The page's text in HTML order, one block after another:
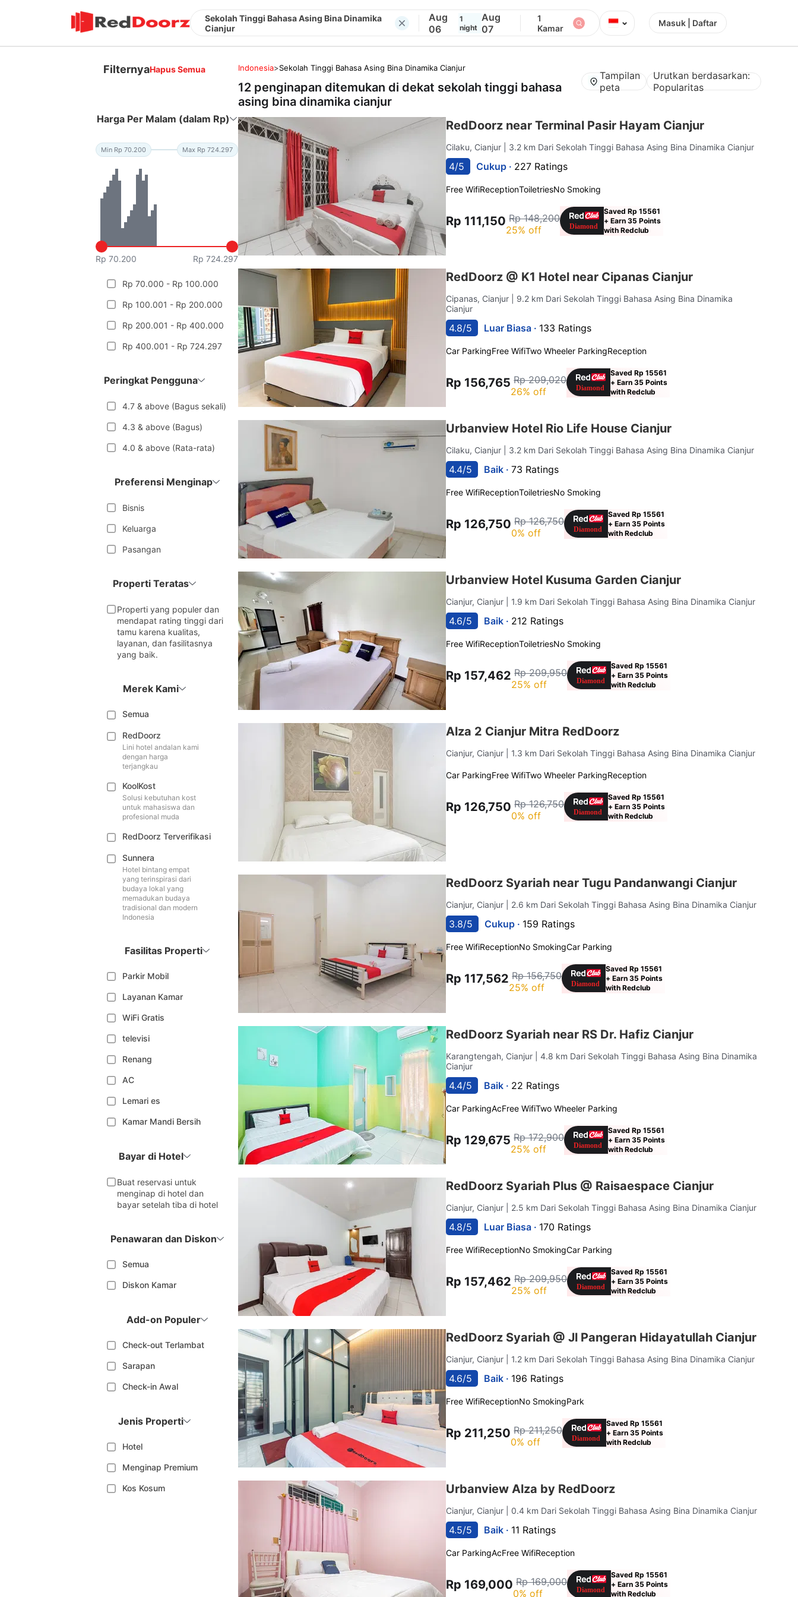
Sekolah Tinggi Bahasa Asing Bina Dinamika
Cianjur
Aug
06
1
night
Aug
07
1
Kamar
⌄ Masuk | Daftar
FilternyaHapus Semua
Harga Per Malam (dalam Rp)
Min Rp 70.200 Max Rp 724.297
Rp 70.200 Rp 724.297
Rp 70.000 - Rp 100.000
Rp 100.001 - Rp 200.000
Rp 200.001 - Rp 400.000
Rp 400.001 - Rp 724.297
Peringkat Pengguna
4.7 & above (Bagus sekali)
4.3 & above (Bagus)
4.0 & above (Rata-rata)
Preferensi Menginap
Bisnis
Keluarga
Pasangan
Properti Teratas
Properti yang populer dan
mendapat rating tinggi dari
tamu karena kualitas,
layanan, dan fasilitasnya
yang baik.
Merek Kami
Semua
RedDoorz
Lini hotel andalan kami
dengan harga
terjangkau
KoolKost
Solusi kebutuhan kost
untuk mahasiswa dan
profesional muda
RedDoorz Terverifikasi
Sunnera
Hotel bintang empat
yang terinspirasi dari
budaya lokal yang
memadukan budaya
tradisional dan modern
Indonesia
Fasilitas Properti
Parkir Mobil
Layanan Kamar
WiFi Gratis
televisi
Renang
AC
Lemari es
Kamar Mandi Bersih
Bayar di Hotel
Buat reservasi untuk
menginap di hotel dan
bayar setelah tiba di hotel
Penawaran dan Diskon
Semua
Diskon Kamar
Add-on Populer
Check-out Terlambat
Sarapan
Check-in Awal
Jenis Properti
Hotel
Menginap Premium
Kos Kosum
Indonesia>Sekolah Tinggi Bahasa Asing Bina Dinamika Cianjur
12 penginapan ditemukan di dekat sekolah tinggi bahasa
asing bina dinamika cianjur
Tampilan
peta
Urutkan berdasarkan:
Popularitas
RedDoorz near Terminal Pasir Hayam Cianjur
Cilaku, Cianjur | 3.2 km Dari Sekolah Tinggi Bahasa Asing Bina Dinamika Cianjur
4/5 Cukup · 227 Ratings
Free WifiReceptionToiletriesNo Smoking
Rp 111,150 Rp 148,200
25% off
Saved Rp 15561
+ Earn 35 Points
with Redclub
RedDoorz @ K1 Hotel near Cipanas Cianjur
Cipanas, Cianjur
| 9.2 km Dari Sekolah Tinggi Bahasa Asing Bina Dinamika
Cianjur
4.8/5 Luar Biasa · 133 Ratings
Car ParkingFree WifiTwo Wheeler ParkingReception
Rp 156,765 Rp 209,020
26% off
Saved Rp 15561
+ Earn 35 Points
with Redclub
Urbanview Hotel Rio Life House Cianjur
Cilaku, Cianjur | 3.2 km Dari Sekolah Tinggi Bahasa Asing Bina Dinamika Cianjur
4.4/5 Baik ·73 Ratings
Free WifiReceptionToiletriesNo Smoking
Rp 126,750 Rp 126,750
0% off
Saved Rp 15561
+ Earn 35 Points
with Redclub
Urbanview Hotel Kusuma Garden Cianjur
Cianjur, Cianjur | 1.9 km Dari Sekolah Tinggi Bahasa Asing Bina Dinamika Cianjur
4.6/5 Baik · 212 Ratings
Free WifiReceptionToiletriesNo Smoking
Rp 157,462 Rp 209,950
25% off
Saved Rp 15561
+ Earn 35 Points
with Redclub
Alza 2 Cianjur Mitra RedDoorz
Cianjur, Cianjur | 1.3 km Dari Sekolah Tinggi Bahasa Asing Bina Dinamika Cianjur
Car ParkingFree WifiTwo Wheeler ParkingReception
Rp 126,750 Rp 126,750
0% off
Saved Rp 15561
+ Earn 35 Points
with Redclub
RedDoorz Syariah near Tugu Pandanwangi Cianjur
Cianjur, Cianjur | 2.6 km Dari Sekolah Tinggi Bahasa Asing Bina Dinamika Cianjur
3.8/5 Cukup · 159 Ratings
Free WifiReceptionNo SmokingCar Parking
Rp 117,562 Rp 156,750
25% off
Saved Rp 15561
+ Earn 35 Points
with Redclub
RedDoorz Syariah near RS Dr. Hafiz Cianjur
Karangtengah, Cianjur
| 4.8 km Dari Sekolah Tinggi Bahasa Asing Bina Dinamika
Cianjur
4.4/5 Baik · 22 Ratings
Car ParkingAcFree WifiTwo Wheeler Parking
Rp 129,675 Rp 172,900
25% off
Saved Rp 15561
+ Earn 35 Points
with Redclub
RedDoorz Syariah Plus @ Raisaespace Cianjur
Cianjur, Cianjur | 2.5 km Dari Sekolah Tinggi Bahasa Asing Bina Dinamika Cianjur
4.8/5 Luar Biasa · 170 Ratings
Free WifiReceptionNo SmokingCar Parking
Rp 157,462 Rp 209,950
25% off
Saved Rp 15561
+ Earn 35 Points
with Redclub
RedDoorz Syariah @ Jl Pangeran Hidayatullah Cianjur
Cianjur, Cianjur | 1.2 km Dari Sekolah Tinggi Bahasa Asing Bina Dinamika Cianjur
4.6/5 Baik · 196 Ratings
Free WifiReceptionNo SmokingPark
Rp 211,250 Rp 211,250
0% off
Saved Rp 15561
+ Earn 35 Points
with Redclub
Urbanview Alza by RedDoorz
Cianjur, Cianjur | 0.4 km Dari Sekolah Tinggi Bahasa Asing Bina Dinamika Cianjur
4.5/5 Baik · 11 Ratings
Car ParkingAcFree WifiReception
Rp 169,000 Rp 169,000
0% off
Saved Rp 15561
+ Earn 35 Points
with Redclub